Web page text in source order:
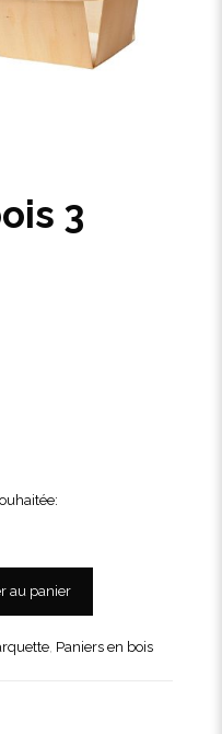
3
au panier
, Paniers en bois